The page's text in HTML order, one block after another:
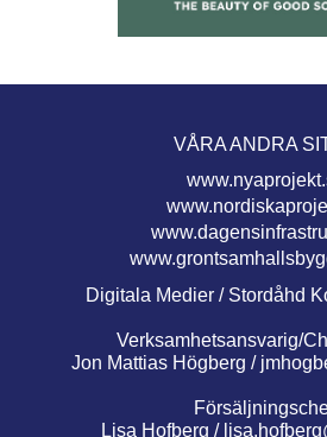
VÅRA ANDRA
Digitala Medier / Stordåhd
Verksamhetsansvarig/
Jon Mattias Högberg /
Lisa Hofberg /